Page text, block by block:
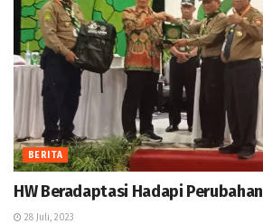
BERITA
HW Beradaptasi Hadapi Perubahan
28 Juli, 2023